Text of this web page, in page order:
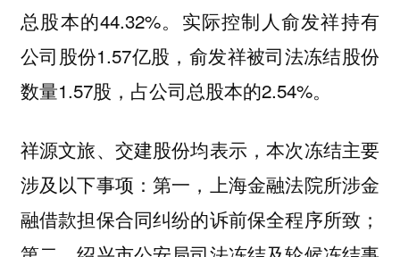
总股本的44.32%。实际控制人俞发祥持有
公司股份1.57亿股，俞发祥被司法冻结股份
数量1.57股，占公司总股本的2.54%。
祥源文旅、交建股份均表示，本次冻结主要
涉及以下事项：第一，上海金融法院所涉金
融借款担保合同纠纷的诉前保全程序所致；